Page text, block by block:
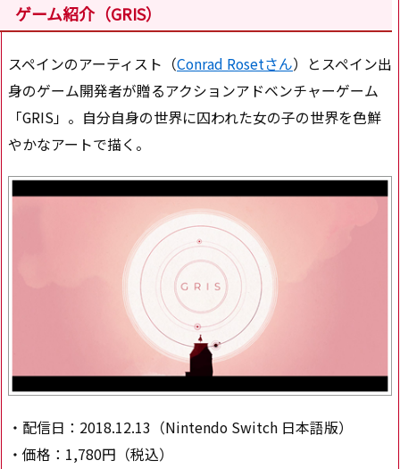
ゲーム紹介（GRIS）
スペインのアーティスト（Conrad Rosetさん）とスペイン出
身のゲーム開発者が贈るアクションアドベンチャーゲーム
「GRIS」。自分自身の世界に囚われた女の子の世界を色鮮
やかなアートで描く。
・配信日：2018.12.13（Nintendo Switch 日本語版）
・価格：1,780円（税込）